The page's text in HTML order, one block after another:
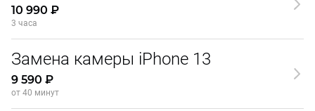
10 990 ₽
3 часа
Замена камеры iPhone 13
9 590 ₽
от 40 минут